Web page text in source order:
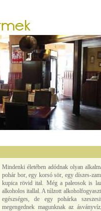
Mindenki életében adódnak olyan
pohár bor, egy korsó sör, egy díszes-
kupica rövid ital. Még a paleosok is
alkoholos itallal. A túlzott
egészséges, de egy pohárka
megengednek magunknak az